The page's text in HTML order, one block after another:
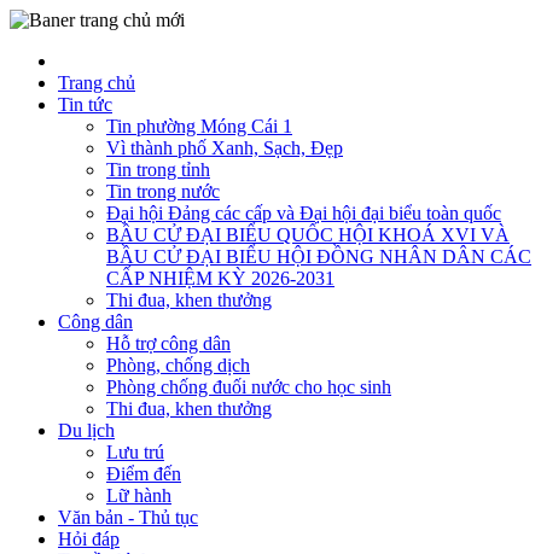
Trang chủ
Tin tức
Tin phường Móng Cái 1
Vì thành phố Xanh, Sạch, Đẹp
Tin trong tỉnh
Tin trong nước
Đại hội Đảng các cấp và Đại hội đại biểu toàn quốc
BẦU CỬ ĐẠI BIỂU QUỐC HỘI KHOÁ XVI VÀ
BẦU CỬ ĐẠI BIỂU HỘI ĐỒNG NHÂN DÂN CÁC
CẤP NHIỆM KỲ 2026-2031
Thi đua, khen thưởng
Công dân
Hỗ trợ công dân
Phòng, chống dịch
Phòng chống đuối nước cho học sinh
Thi đua, khen thưởng
Du lịch
Lưu trú
Điểm đến
Lữ hành
Văn bản - Thủ tục
Hỏi đáp